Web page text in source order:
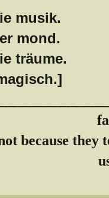
musik.
mond.
träume.
because they